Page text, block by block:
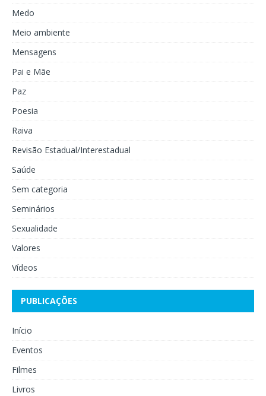
Medo
Meio ambiente
Mensagens
Pai e Mãe
Paz
Poesia
Raiva
Revisão Estadual/Interestadual
Saúde
Sem categoria
Seminários
Sexualidade
Valores
Vídeos
PUBLICAÇÕES
Início
Eventos
Filmes
Livros